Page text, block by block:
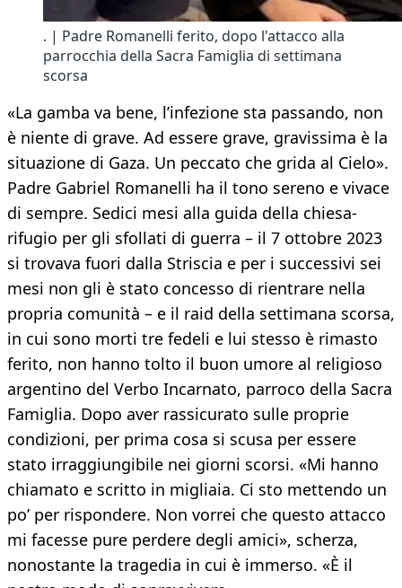
. | Padre Romanelli ferito, dopo l'attacco alla
parrocchia della Sacra Famiglia di settimana
scorsa
«La gamba va bene, l’infezione sta passando, non
è niente di grave. Ad essere grave, gravissima è la
situazione di Gaza. Un peccato che grida al Cielo».
Padre Gabriel Romanelli ha il tono sereno e vivace
di sempre. Sedici mesi alla guida della chiesa-
rifugio per gli sfollati di guerra – il 7 ottobre 2023
si trovava fuori dalla Striscia e per i successivi sei
mesi non gli è stato concesso di rientrare nella
propria comunità – e il raid della settimana scorsa,
in cui sono morti tre fedeli e lui stesso è rimasto
ferito, non hanno tolto il buon umore al religioso
argentino del Verbo Incarnato, parroco della Sacra
Famiglia. Dopo aver rassicurato sulle proprie
condizioni, per prima cosa si scusa per essere
stato irraggiungibile nei giorni scorsi. «Mi hanno
chiamato e scritto in migliaia. Ci sto mettendo un
po’ per rispondere. Non vorrei che questo attacco
mi facesse pure perdere degli amici», scherza,
nonostante la tragedia in cui è immerso. «È il